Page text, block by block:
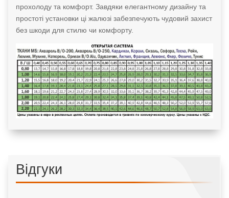
прохолоду та комфорт. Завдяки елегантному дизайну та
простоті установки ці жалюзі забезпечують чудовий захист
без шкоди для стилю чи комфорту.
Відгуки